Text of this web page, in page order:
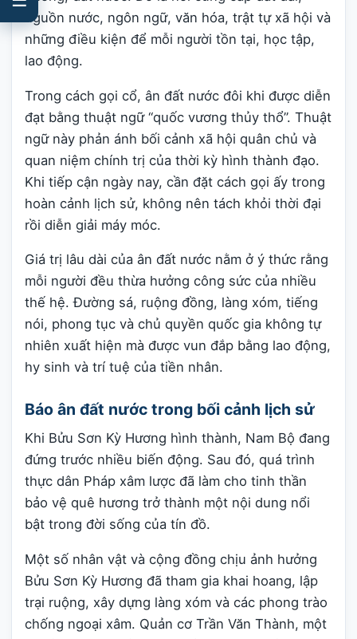
nguồn nước, ngôn ngữ, văn hóa, trật tự xã hội và
những điều kiện để mỗi người tồn tại, học tập,
lao động.
Trong cách gọi cổ, ân đất nước đôi khi được diễn
đạt bằng thuật ngữ “quốc vương thủy thổ”. Thuật
ngữ này phản ánh bối cảnh xã hội quân chủ và
quan niệm chính trị của thời kỳ hình thành đạo.
Khi tiếp cận ngày nay, cần đặt cách gọi ấy trong
hoàn cảnh lịch sử, không nên tách khỏi thời đại
rồi diễn giải máy móc.
Giá trị lâu dài của ân đất nước nằm ở ý thức rằng
mỗi người đều thừa hưởng công sức của nhiều
thế hệ. Đường sá, ruộng đồng, làng xóm, tiếng
nói, phong tục và chủ quyền quốc gia không tự
nhiên xuất hiện mà được vun đắp bằng lao động,
hy sinh và trí tuệ của tiền nhân.
Báo ân đất nước trong bối cảnh lịch sử
Khi Bửu Sơn Kỳ Hương hình thành, Nam Bộ đang
đứng trước nhiều biến động. Sau đó, quá trình
thực dân Pháp xâm lược đã làm cho tinh thần
bảo vệ quê hương trở thành một nội dung nổi
bật trong đời sống của tín đồ.
Một số nhân vật và cộng đồng chịu ảnh hưởng
Bửu Sơn Kỳ Hương đã tham gia khai hoang, lập
trại ruộng, xây dựng làng xóm và các phong trào
chống ngoại xâm. Quản cơ Trần Văn Thành, một